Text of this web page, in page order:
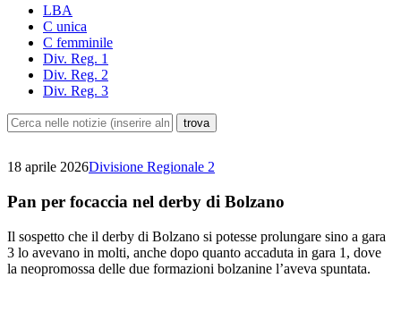
LBA
C unica
C femminile
Div. Reg. 1
Div. Reg. 2
Div. Reg. 3
18 aprile 2026Divisione Regionale 2
Pan per focaccia nel derby di Bolzano
Il sospetto che il derby di Bolzano si potesse prolungare sino a gara
3 lo avevano in molti, anche dopo quanto accaduta in gara 1, dove
la neopromossa delle due formazioni bolzanine l’aveva spuntata.